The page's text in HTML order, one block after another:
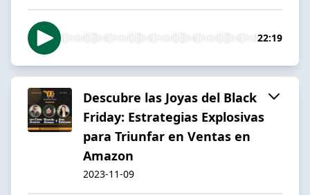
22:19
Descubre las Joyas del Black
Friday: Estrategias Explosivas
para Triunfar en Ventas en
Amazon
2023-11-09